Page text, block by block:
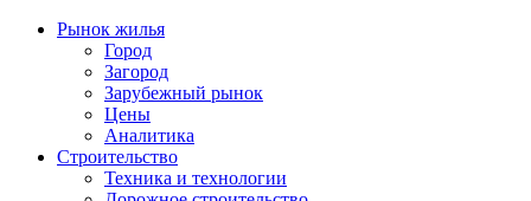
Рынок жилья
Город
Загород
Зарубежный рынок
Цены
Аналитика
Строительство
Техника и технологии